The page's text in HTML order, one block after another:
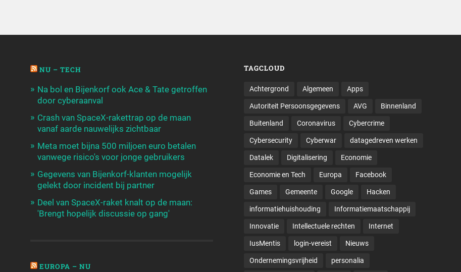
NU – TECH
Na bol en Bijenkorf ook Ace & Tate getroffen
door cyberaanval
Crash van SpaceX-rakettrap op de maan
vanaf aarde nauwelijks zichtbaar
Meta moet bijna 500 miljoen euro betalen
vanwege risico's voor jonge gebruikers
Gegevens van Bijenkorf-klanten mogelijk
gelekt door incident bij partner
Deel van SpaceX-raket knalt op de maan:
'Brengt hopelijk discussie op gang'
EUROPA – NU
TAGCLOUD
Achtergrond Algemeen Apps
Autoriteit Persoonsgegevens AVG Binnenland
Buitenland Coronavirus Cybercrime
Cybersecurity Cyberwar datagedreven werken
Datalek Digitalisering Economie
Economie en Tech Europa Facebook
Games Gemeente Google Hacken
informatiehuishouding Informatiemaatschappij
Innovatie Intellectuele rechten Internet
IusMentis login-vereist Nieuws
Ondernemingsvrijheid personalia